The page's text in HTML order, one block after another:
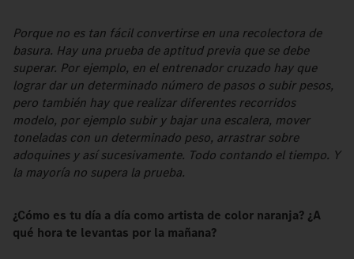
Porque no es tan fácil convertirse en una recolectora de
basura. Hay una prueba de aptitud previa que se debe
superar. Por ejemplo, en el entrenador cruzado hay que
lograr dar un determinado número de pasos o subir pesos,
pero también hay que realizar diferentes recorridos
modelo, por ejemplo subir y bajar una escalera, mover
toneladas con un determinado peso, arrastrar sobre
adoquines y así sucesivamente. Todo contando el tiempo. Y
la mayoría no supera la prueba.
¿Cómo es tu día a día como artista de color naranja? ¿A
qué hora te levantas por la mañana?